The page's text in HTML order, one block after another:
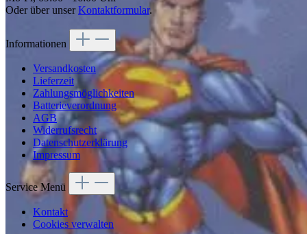
Oder über unserKontaktformular.
Informationen
Versandkosten
Lieferzeit
Zahlungsmöglichkeiten
Batterieverordnung
AGB
Widerrufsrecht
Datenschutzerklärung
Impressum
Service Menü
Kontakt
Cookies verwalten